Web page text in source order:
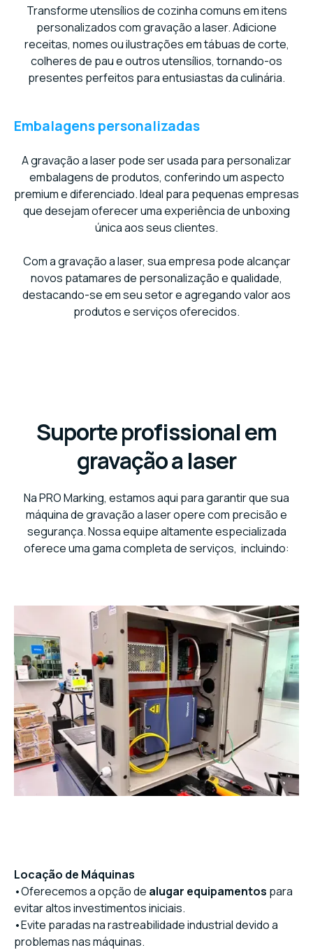
Transforme utensílios de cozinha comuns em itens
personalizados com gravação a laser. Adicione
receitas, nomes ou ilustrações em tábuas de corte,
colheres de pau e outros utensílios, tornando-os
presentes perfeitos para entusiastas da culinária.
Embalagens personalizadas
A gravação a laser pode ser usada para personalizar
embalagens de produtos, conferindo um aspecto
premium e diferenciado. Ideal para pequenas empresas
que desejam oferecer uma experiência de unboxing
única aos seus clientes.
Com a gravação a laser, sua empresa pode alcançar
novos patamares de personalização e qualidade,
destacando-se em seu setor e agregando valor aos
produtos e serviços oferecidos.
Suporte profissional em
gravação a laser
Na PRO Marking, estamos aqui para garantir que sua
máquina de gravação a laser opere com precisão e
segurança. Nossa equipe altamente especializada
oferece uma gama completa de serviços, incluindo:
Locação de Máquinas
•Oferecemos a opção de alugar equipamentos para
evitar altos investimentos iniciais.
•Evite paradas na rastreabilidade industrial devido a
problemas nas máquinas.